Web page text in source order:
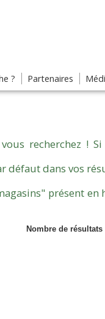
? Partenaires
recherchez !
défaut dans vos
présent en
Nombre de résultats